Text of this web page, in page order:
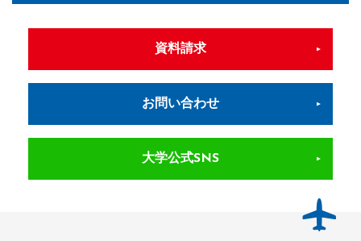
資料請求
お問い合わせ
大学公式SNS